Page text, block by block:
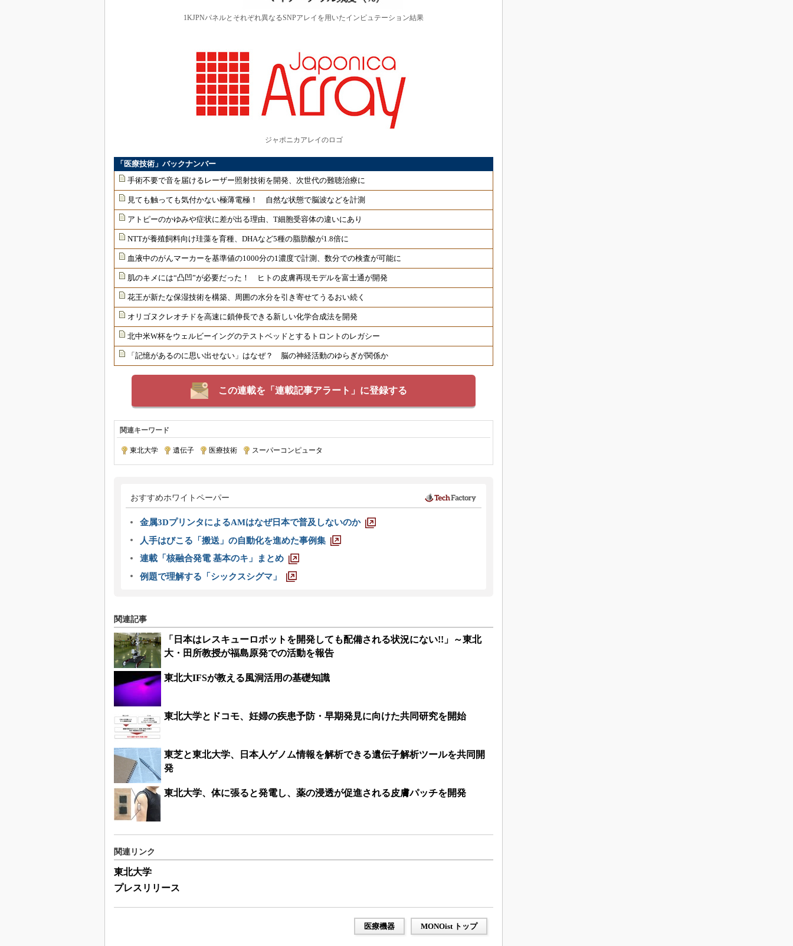
1KJPNパネルとそれぞれ異なるSNPアレイを用いたインピュテーション結果
ジャポニカアレイのロゴ
「医療技術」バックナンバー
手術不要で音を届けるレーザー照射技術を開発、次世代の難聴治療に
見ても触っても気付かない極薄電極！ 自然な状態で脳波などを計測
アトピーのかゆみや症状に差が出る理由、T細胞受容体の違いにあり
NTTが養殖飼料向け珪藻を育種、DHAなど5種の脂肪酸が1.8倍に
血液中のがんマーカーを基準値の1000分の1濃度で計測、数分での検査が可能に
肌のキメには“凸凹”が必要だった！ ヒトの皮膚再現モデルを富士通が開発
花王が新たな保湿技術を構築、周囲の水分を引き寄せてうるおい続く
オリゴヌクレオチドを高速に鎖伸長できる新しい化学合成法を開発
北中米W杯をウェルビーイングのテストベッドとするトロントのレガシー
「記憶があるのに思い出せない」はなぜ？ 脳の神経活動のゆらぎが関係か
この連載を「連載記事アラート」に登録する
関連キーワード
東北大学 遺伝子 医療技術 スーパーコンピュータ
おすすめホワイトペーパー
金属3DプリンタによるAMはなぜ日本で普及しないのか
人手はびこる「搬送」の自動化を進めた事例集
連載「核融合発電 基本のキ」まとめ
例題で理解する「シックスシグマ」
関連記事
「日本はレスキューロボットを開発しても配備される状況にない!!」～東北
大・田所教授が福島原発での活動を報告
東北大IFSが教える風洞活用の基礎知識
東北大学とドコモ、妊婦の疾患予防・早期発見に向けた共同研究を開始
東芝と東北大学、日本人ゲノム情報を解析できる遺伝子解析ツールを共同開
発
東北大学、体に張ると発電し、薬の浸透が促進される皮膚パッチを開発
関連リンク
東北大学
プレスリリース
医療機器 MONOist トップ